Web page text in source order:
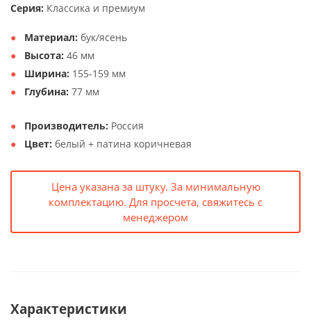
Серия: Классика и премиум
Материал: бук/ясень
Высота: 46 мм
Ширина: 155-159 мм
Глубина: 77 мм
Производитель: Россия
Цвет: белый + патина коричневая
Цена указана за штуку. За минимальную
комплектацию. Для просчета, свяжитесь с
менеджером
Характеристики